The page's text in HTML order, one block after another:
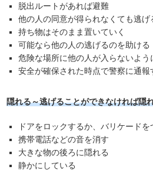
脱出ルートがあれば避難
他の人の同意が得られなくても逃げ
持ち物はそのまま置いていく
可能なら他の人の逃げるのを助ける
危険な場所に他の人が入らないよう
安全が確保された時点で警察に通報
隠れる～逃げることができなければ隠
ドアをロックするか、バリケードを
携帯電話などの音を消す
大きな物の後ろに隠れる
静かにしている